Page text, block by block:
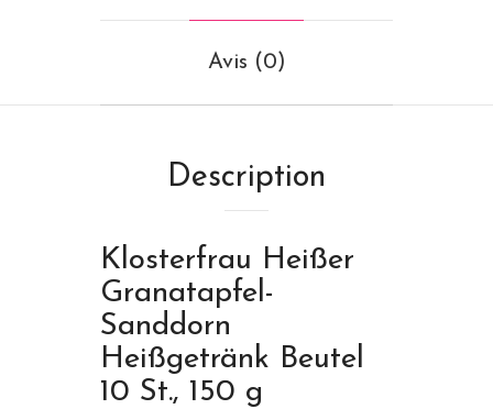
Avis (0)
Description
Klosterfrau Heißer
Granatapfel-
Sanddorn
Heißgetränk Beutel
10 St., 150 g